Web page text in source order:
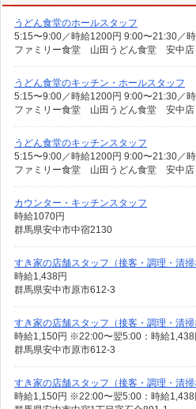
うどん食堂のホールスタッフ
5:15〜9:00／時給1200円 9:00〜21:30／
ファミリー食堂 山田うどん食堂 安中店
うどん食堂のキッチン・ホールスタッフ
5:15〜9:00／時給1200円 9:00〜21:30／
ファミリー食堂 山田うどん食堂 安中店
うどん食堂のキッチンスタッフ
5:15〜9:00／時給1200円 9:00〜21:30／
ファミリー食堂 山田うどん食堂 安中店
カウンター・キッチンスタッフ
時給1070円
群馬県安中市中宿2130
すき家の店舗スタッフ（接客・調理・清掃
時給1,438円
群馬県安中市原市612-3
すき家の店舗スタッフ（接客・調理・清掃
時給1,150円 ※22:00〜翌5:00：時給
群馬県安中市原市612-3
すき家の店舗スタッフ（接客・調理・清掃
時給1,150円 ※22:00〜翌5:00：時給